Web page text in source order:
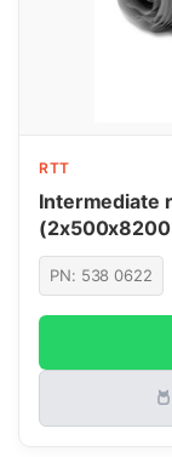
RTT
Intermediate
PN: 538 0622